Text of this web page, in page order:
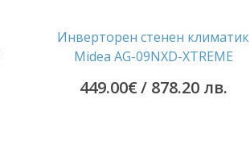
Инверторен стенен климатик
Midea AG-09NXD-XTREME
449.00€/ 878.20 лв.